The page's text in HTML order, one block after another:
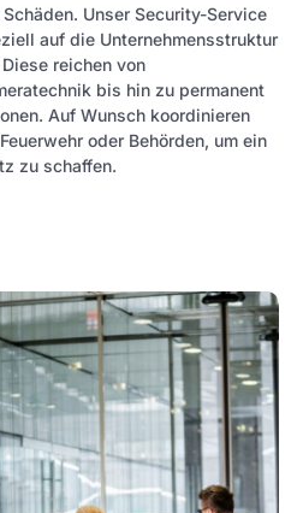
Unser Security-Service
auf die Unternehmensstruktur
reichen von
bis hin zu permanent
Auf Wunsch koordinieren
oder Behörden, um ein
zu schaffen.